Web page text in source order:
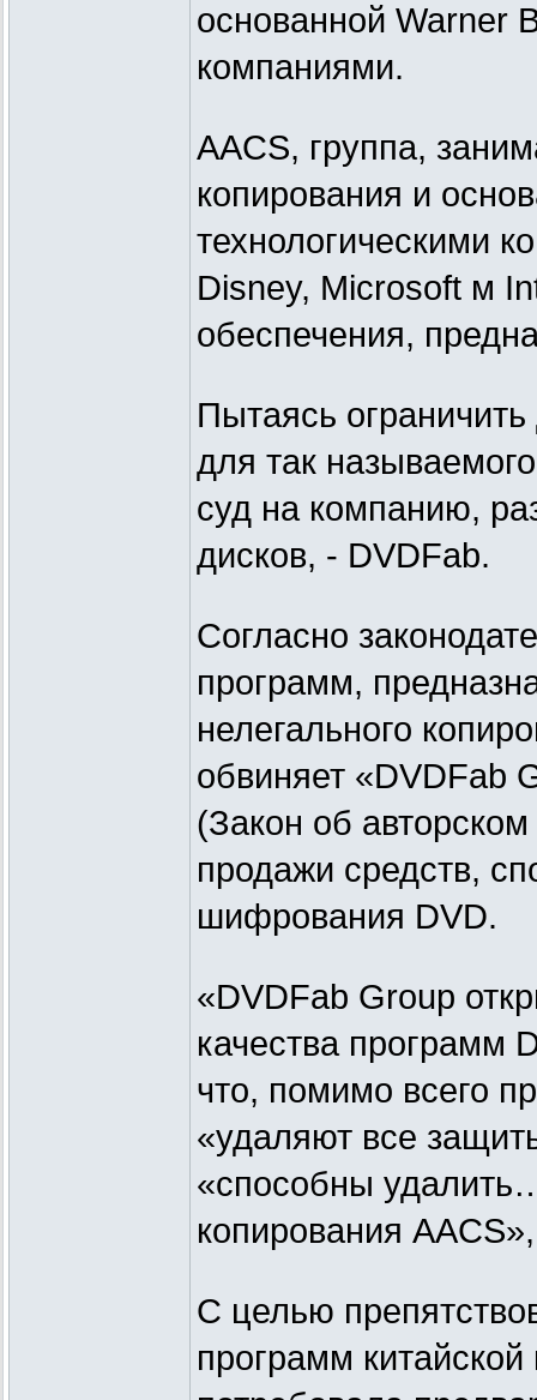
основанной Warner
компаниями.
AACS, группа,
копирования и
технологическими
Disney, Microsoft м
обеспечения,
Пытаясь
для так
суд на компанию,
дисков, - DVDFab.
Согласно
программ,
нелегального
обвиняет «DVDFab
(Закон об
продажи средств,
шифрования DVD.
«DVDFab Group
качества программ
что, помимо всего
«удаляют все
«способны
копирования
С целью
программ